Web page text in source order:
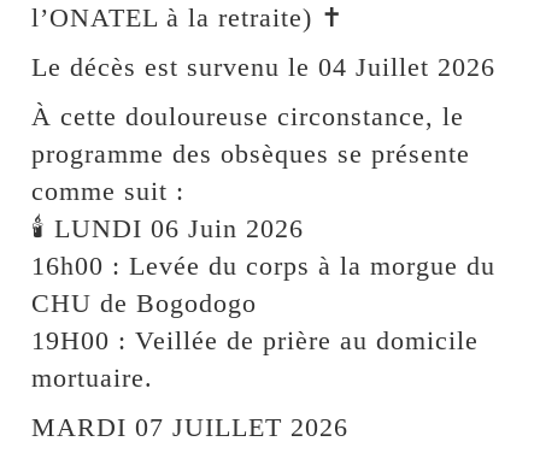
l’ONATEL à la retraite) ✝️
Le décès est survenu le 04 Juillet 2026
À cette douloureuse circonstance, le
programme des obsèques se présente
comme suit :
🕯️ LUNDI 06 Juin 2026
16h00 : Levée du corps à la morgue du
CHU de Bogodogo
19H00 : Veillée de prière au domicile
mortuaire.
MARDI 07 JUILLET 2026